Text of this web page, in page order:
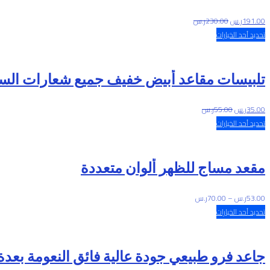
191.00ر.س230.00ر.س
تحديد أحد الخيارات
تلبيسات مقاعد أبيض خفيف جميع شعارات
35.00ر.س55.00ر.س
تحديد أحد الخيارات
مقعد مساج للظهر ألوان متعددة
53.00ر.س–
70.00ر.سنطاق
خلال
تحديد أحد الخيارات
جاعد فرو طبيعي جودة عالية فائق النعومة